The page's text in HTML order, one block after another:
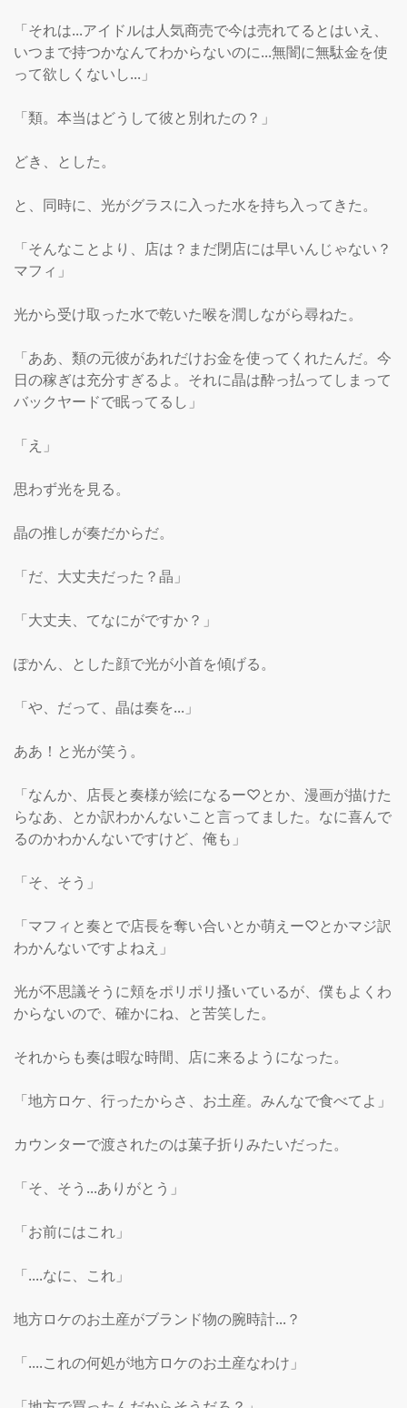
「それは...アイドルは人気商売で今は売れてるとはいえ、
いつまで持つかなんてわからないのに...無闇に無駄金を使
って欲しくないし...」
「類。本当はどうして彼と別れたの？」
どき、とした。
と、同時に、光がグラスに入った水を持ち入ってきた。
「そんなことより、店は？まだ閉店には早いんじゃない？
マフィ」
光から受け取った水で乾いた喉を潤しながら尋ねた。
「ああ、類の元彼があれだけお金を使ってくれたんだ。今
日の稼ぎは充分すぎるよ。それに晶は酔っ払ってしまって
バックヤードで眠ってるし」
「え」
思わず光を見る。
晶の推しが奏だからだ。
「だ、大丈夫だった？晶」
「大丈夫、てなにがですか？」
ぽかん、とした顔で光が小首を傾げる。
「や、だって、晶は奏を...」
ああ！と光が笑う。
「なんか、店長と奏様が絵になるー♡とか、漫画が描けた
らなあ、とか訳わかんないこと言ってました。なに喜んで
るのかわかんないですけど、俺も」
「そ、そう」
「マフィと奏とで店長を奪い合いとか萌えー♡とかマジ訳
わかんないですよねえ」
光が不思議そうに頬をポリポリ搔いているが、僕もよくわ
からないので、確かにね、と苦笑した。
それからも奏は暇な時間、店に来るようになった。
「地方ロケ、行ったからさ、お土産。みんなで食べてよ」
カウンターで渡されたのは菓子折りみたいだった。
「そ、そう...ありがとう」
「お前にはこれ」
「....なに、これ」
地方ロケのお土産がブランド物の腕時計...？
「....これの何処が地方ロケのお土産なわけ」